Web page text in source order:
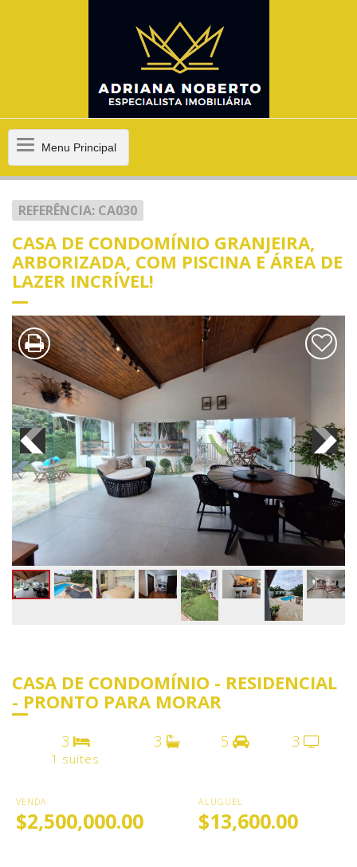
MenuMenu Principal
REFERÊNCIA: CA030
CASA DE CONDOMÍNIO GRANJEIRA,
ARBORIZADA, COM PISCINA E ÁREA DE
LAZER INCRÍVEL!
CASA DE CONDOMÍNIO - RESIDENCIAL
- PRONTO PARA MORAR
3
1 suítes
3 5 3
VENDA
$2,500,000.00
ALUGUEL
$13,600.00